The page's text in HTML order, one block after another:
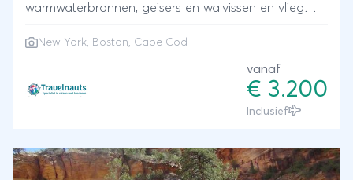
warmwaterbronnen, geisers en walvissen en vlieg
contrast niet zijn met torenhoge wolkenkrabbers,
verlichte neon reclameborden en 24 uur per dag
levendigheid. Met de trein reis je verder naar Boston
en je eindigt de reis in Cape Cod. Dit is een
Amerikaans met houten huizen en uitgestrekte
stranden. Een rondreis voor actieve gezinnen die
New York, Boston, Cape Cod
vanaf
€ 3.200
Inclusief